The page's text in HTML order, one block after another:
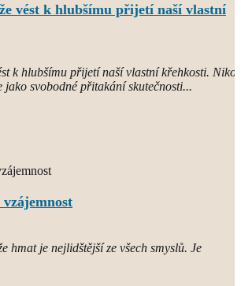
vést k hlubšímu přijetí naší vlastní
k hlubšímu přijetí naší vlastní křehkosti.
jako svobodné přitakání skutečnosti...
vzájemnost
hmat je nejlidštější ze všech smyslů. Je